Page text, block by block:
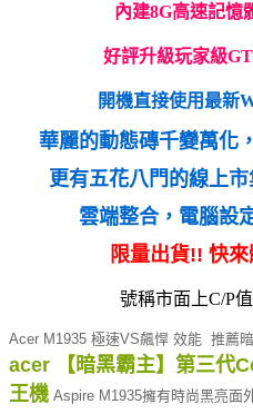
內建8G高速記憶
好評升級玩家級
開機直接使用最新
華麗的動態磚千變萬化
更有五花八門的線上
雲端整合，電腦設
限量出貨!! 快
號稱市面上C/P
Acer M1935 極速VS飆悍 效能 推薦
acer 【暗黑霸主】第三代
王機 Aspire M1935擁有時尚黑亮面